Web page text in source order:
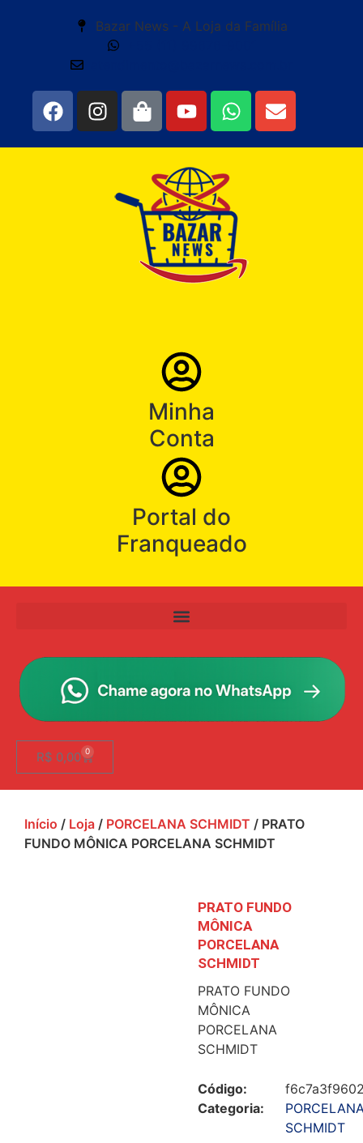
Bazar News - A Loja da Família
Minha
Conta
Portal do
Franqueado
R$ 0,00 0
Início / Loja / PORCELANA SCHMIDT / PRATO
FUNDO MÔNICA PORCELANA SCHMIDT
PRATO FUNDO
MÔNICA
PORCELANA
SCHMIDT
PRATO FUNDO
MÔNICA
PORCELANA
SCHMIDT
Código:
Categoria:
SCHMIDT